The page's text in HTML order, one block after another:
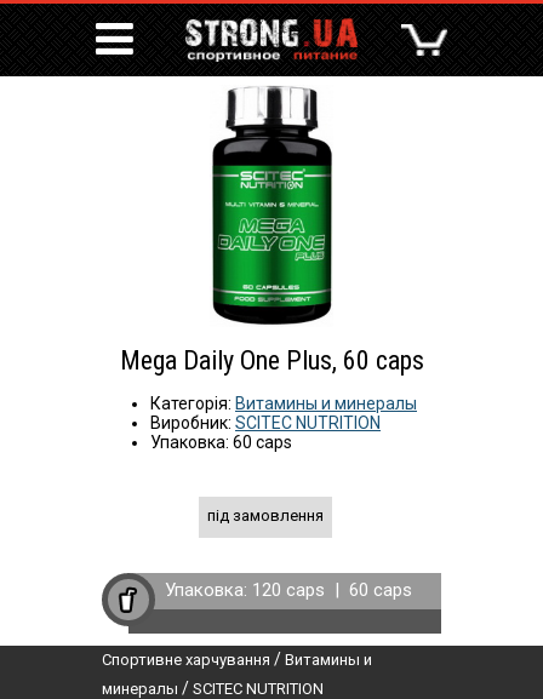
Mega Daily One Plus, 60 caps
Категорія: Витамины и минералы
Виробник: SCITEC NUTRITION
Упаковка: 60 caps
під замовлення
Упаковка: 120 caps | 60 caps
Спортивне харчування / Витамины и
минералы / SCITEC NUTRITION